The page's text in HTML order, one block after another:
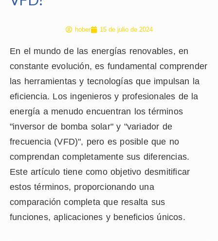
hober 15 de julio de 2024
En el mundo de las energías renovables, en
constante evolución, es fundamental comprender
las herramientas y tecnologías que impulsan la
eficiencia. Los ingenieros y profesionales de la
energía a menudo encuentran los términos
"inversor de bomba solar" y "variador de
frecuencia (VFD)", pero es posible que no
comprendan completamente sus diferencias.
Este artículo tiene como objetivo desmitificar
estos términos, proporcionando una
comparación completa que resalta sus
funciones, aplicaciones y beneficios únicos.